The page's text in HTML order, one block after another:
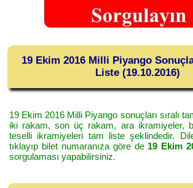
19 Ekim 2016 Milli Piyango
Liste (19.10.2016)
19 Ekim 2016 Milli Piyango sonuçları sıralı
iki rakam, son üç rakam, ara ikramiyeler,
teselli ikramiyeleri tam liste şeklindedir.
tıklayıp bilet numaranıza göre de 19 Ekim
sorgulaması yapabilirsiniz.